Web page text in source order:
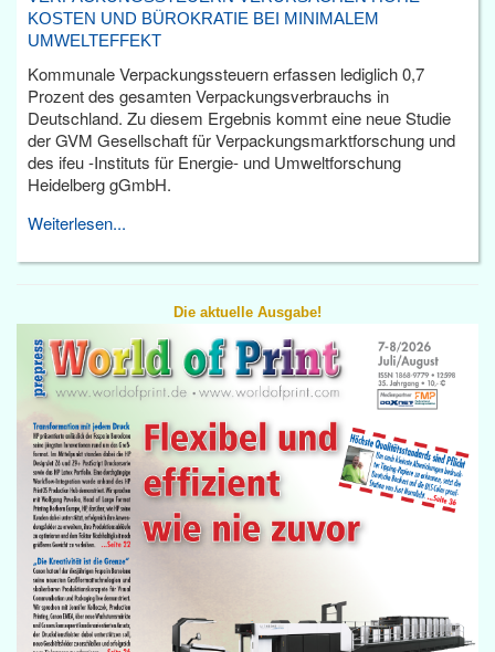
KOSTEN UND BÜROKRATIE BEI MINIMALEM
UMWELTEFFEKT
Kommunale Verpackungssteuern erfassen lediglich 0,7
Prozent des gesamten Verpackungsverbrauchs in
Deutschland. Zu diesem Ergebnis kommt eine neue Studie
der GVM Gesellschaft für Verpackungsmarktforschung und
des ifeu -Instituts für Energie- und Umweltforschung
Heidelberg gGmbH.
Weiterlesen...
Die aktuelle Ausgabe!